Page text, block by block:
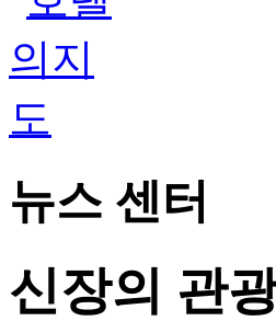
뉴스 센터
신장의 관